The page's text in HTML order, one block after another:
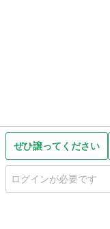
ぜひ譲ってください